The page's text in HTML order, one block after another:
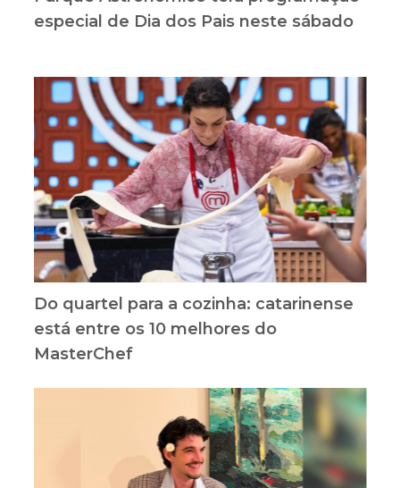
especial de Dia dos Pais neste sábado
Do quartel para a cozinha: catarinense
está entre os 10 melhores do
MasterChef